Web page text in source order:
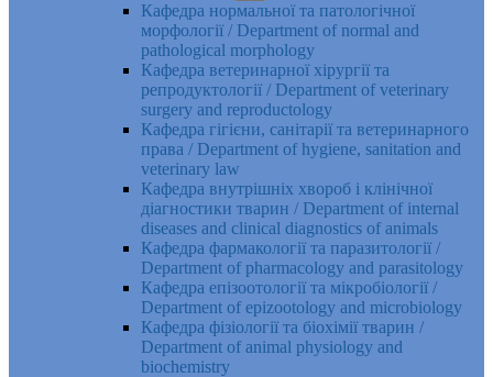
Кафедра нормальної та патологічної
морфології / Department of normal and
pathological morphology
Кафедра ветеринарної хірургії та
репродуктології / Department of veterinary
surgery and reproductology
Кафедра гігієни, санітарії та ветеринарного
права / Department of hygiene, sanitation and
veterinary law
Кафедра внутрішніх хвороб і клінічної
діагностики тварин / Department of internal
diseases and clinical diagnostics of animals
Кафедра фармакології та паразитології /
Department of pharmacology and parasitology
Кафедра епізоотології та мікробіології /
Department of epizootology and microbiology
Кафедра фізіології та біохімії тварин /
Department of animal physiology and
biochemistry